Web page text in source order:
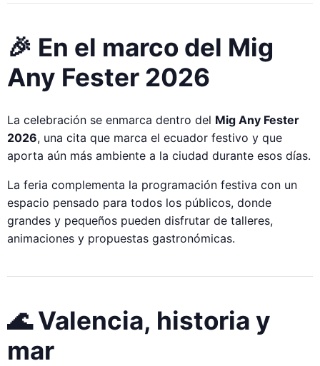
🎉 En el marco del Mig
Any Fester 2026
La celebración se enmarca dentro del Mig Any Fester
2026, una cita que marca el ecuador festivo y que
aporta aún más ambiente a la ciudad durante esos días.
La feria complementa la programación festiva con un
espacio pensado para todos los públicos, donde
grandes y pequeños pueden disfrutar de talleres,
animaciones y propuestas gastronómicas.
🌊 Valencia, historia y
mar